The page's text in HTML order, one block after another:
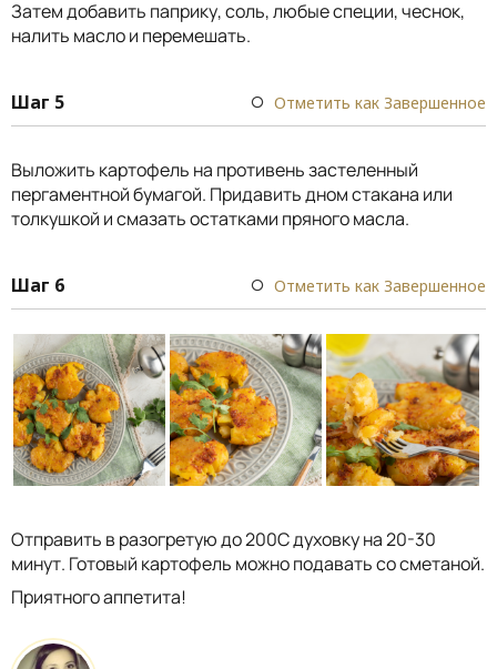
Затем добавить паприку, соль, любые специи, чеснок,
налить масло и перемешать.
Шаг 5 Отметить как Завершенное
Выложить картофель на противень застеленный
пергаментной бумагой. Придавить дном стакана или
толкушкой и смазать остатками пряного масла.
Шаг 6 Отметить как Завершенное
Отправить в разогретую до 200С духовку на 20-30
минут. Готовый картофель можно подавать со сметаной.
Приятного аппетита!